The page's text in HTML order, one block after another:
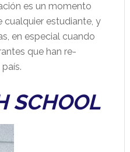
es un momento
cualquier estudiante, y
en especial cuando
que han re-
SCHOOL